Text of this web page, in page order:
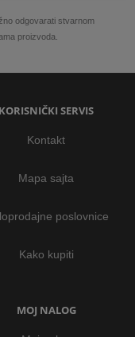
odgovarati stvarnom
proizvoda.
KORISNIČKI SERVIS
Kontakt
Mapa sajta
poslovnice
Kako kupiti
MOJ NALOG